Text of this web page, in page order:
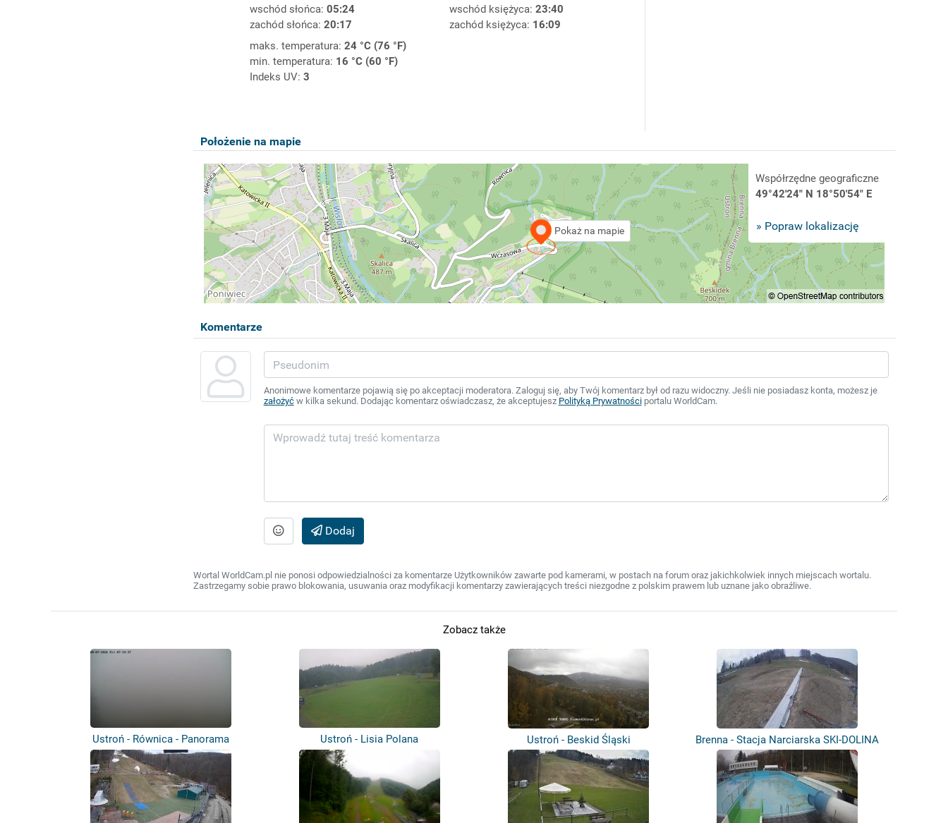
wschód słońca: 05:24
zachód słońca: 20:17
wschód księżyca: 23:40
zachód księżyca: 16:09
maks. temperatura: 24 °C (76 °F)
min. temperatura: 16 °C (60 °F)
Indeks UV: 3
Położenie na mapie
Pokaż na mapie
Współrzędne geograficzne
49°42'24" N 18°50'54" E
» Popraw lokalizację
Komentarze
Anonimowe komentarze pojawią się po akceptacji moderatora. Zaloguj się, aby Twój komentarz był od razu widoczny. Jeśli nie posiadasz konta, możesz je
założyćw kilka sekund. Dodając komentarz oświadczasz, że akceptujesz Polityką Prywatnościportalu WorldCam.
Dodaj
Wortal WorldCam.pl nie ponosi odpowiedzialności za komentarze Użytkowników zawarte pod kamerami, w postach na forum oraz jakichkolwiek innych miejscach wortalu.
Zastrzegamy sobie prawo blokowania, usuwania oraz modyfikacji komentarzy zawierających treści niezgodne z polskim prawem lub uznane jako obraźliwe.
Zobacz także
Ustroń - Równica - Panorama Ustroń - Lisia Polana Ustroń - Beskid Śląski Brenna - Stacja Narciarska SKI-DOLINA